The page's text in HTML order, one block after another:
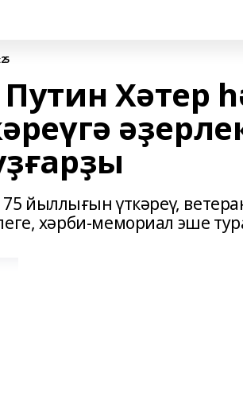
Хәтер
йыллығын үткәреү,
хәрби-мемориал эше